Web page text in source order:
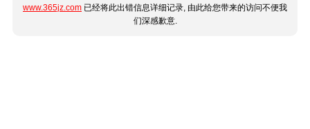
www.365jz.com 已经将此出错信息详细记录, 由此给您带来的访问不便我
们深感歉意.